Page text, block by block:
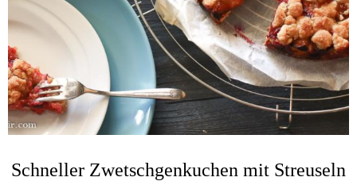
Schneller Zwetschgenkuchen mit Streuseln